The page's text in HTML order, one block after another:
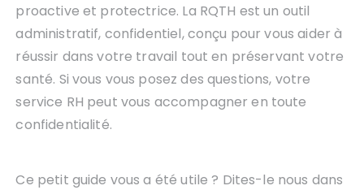
proactive et protectrice. La RQTH est un outil
administratif, confidentiel, conçu pour vous aider à
réussir dans votre travail tout en préservant votre
santé. Si vous vous posez des questions, votre
service RH peut vous accompagner en toute
confidentialité.
Ce petit guide vous a été utile ? Dites-le nous dans